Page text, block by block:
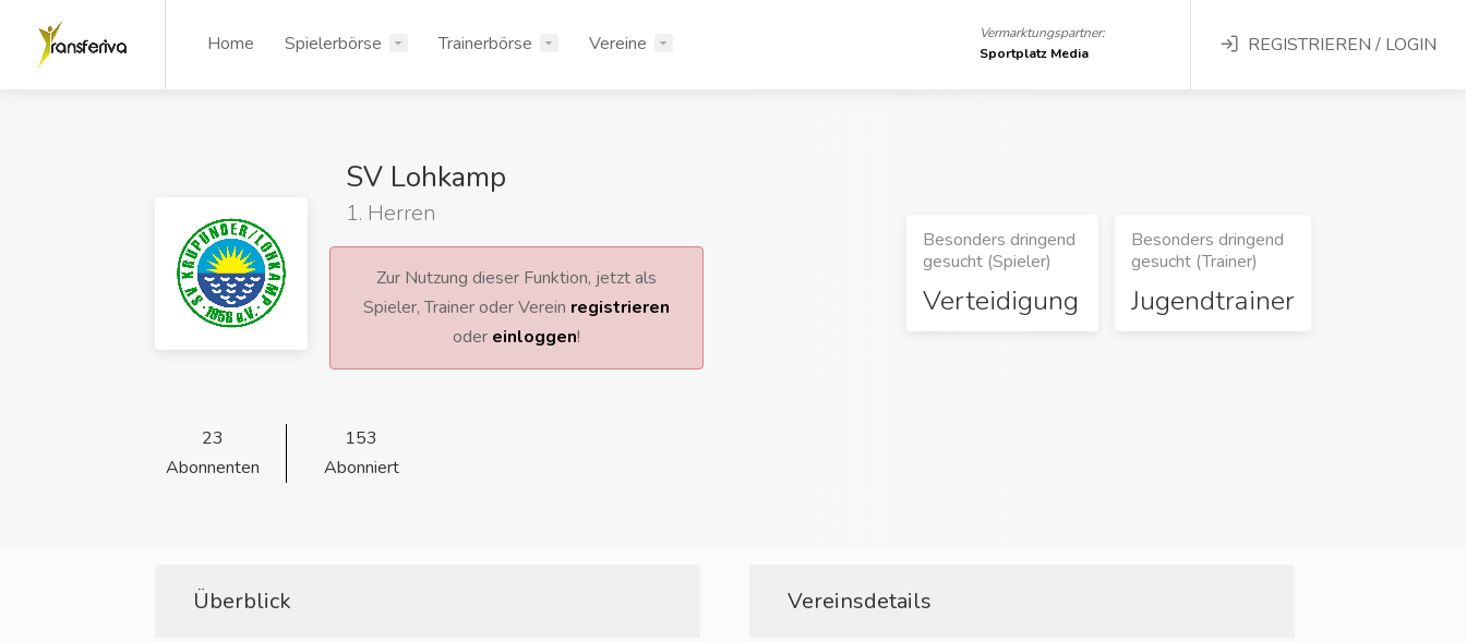
Home Spielerbörse Trainerbörse Vereine
Vermarktungspartner:
Sportplatz Media
REGISTRIEREN / LOGIN
SV Lohkamp
1. Herren
Zur Nutzung dieser Funktion, jetzt als
Spieler, Trainer oder Verein registrieren
oder einloggen!
Besonders dringend
gesucht (Spieler)
Verteidigung
Besonders dringend
gesucht (Trainer)
Jugendtrainer
23
Abonnenten
153
Abonniert
Überblick Vereinsdetails